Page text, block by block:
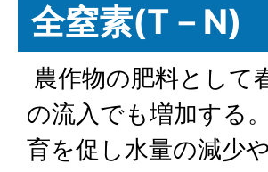
全窒素(T－N)
農作物の肥料として
の流入でも増加する
育を促し水量の減少